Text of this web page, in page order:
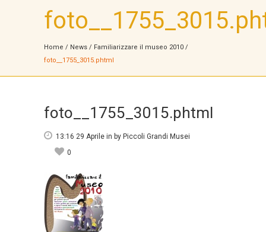
Home / News / Familiarizzare il museo 2010 /
foto__1755_3015.phtml
foto__1755_3015.phtml
13:16 29 Aprile in by Piccoli Grandi Musei
0